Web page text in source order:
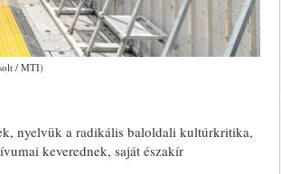
/ MTI)
nyelvük a radikális baloldali kultúrkritika,
keverednek, saját északír